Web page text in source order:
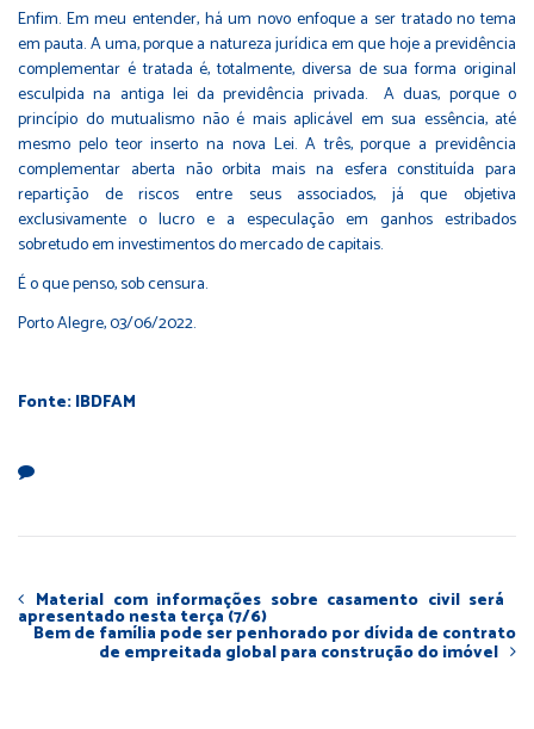
Enfim. Em meu entender, há um novo enfoque a ser tratado no tema
em pauta. A uma, porque a natureza jurídica em que hoje a previdência
complementar é tratada é, totalmente, diversa de sua forma original
esculpida na antiga lei da previdência privada. A duas, porque o
princípio do mutualismo não é mais aplicável em sua essência, até
mesmo pelo teor inserto na nova Lei. A três, porque a previdência
complementar aberta não orbita mais na esfera constituída para
repartição de riscos entre seus associados, já que objetiva
exclusivamente o lucro e a especulação em ganhos estribados
sobretudo em investimentos do mercado de capitais.
É o que penso, sob censura.
Porto Alegre, 03/06/2022.
Fonte: IBDFAM
Material com informações sobre casamento civil será
apresentado nesta terça (7/6)
Bem de família pode ser penhorado por dívida de contrato
de empreitada global para construção do imóvel